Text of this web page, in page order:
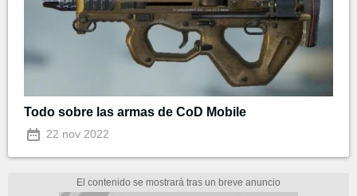
Todo sobre las armas de CoD Mobile
22 nov 2022